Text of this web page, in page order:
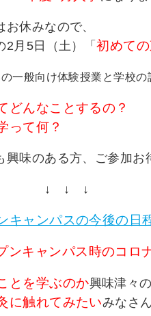
お休みなので、
2月5日（土）「初めて
一般向け体験授業と学校の
どんなことするの？
って何？
興味のある方、ご参加お
↓ ↓
キャンパスの今後の日
ンキャンパス時のコロ
とを学ぶのか興味津々
に触れてみたいみなさん